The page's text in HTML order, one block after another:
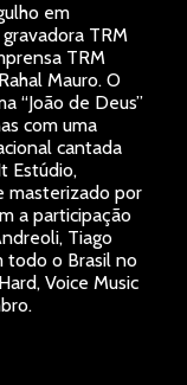
em
TRM
TRM
Mauro. O
“João de Deus”
com uma
cantada
Estúdio,
masterizado por
a participação
Tiago
todo o Brasil no
Voice Music